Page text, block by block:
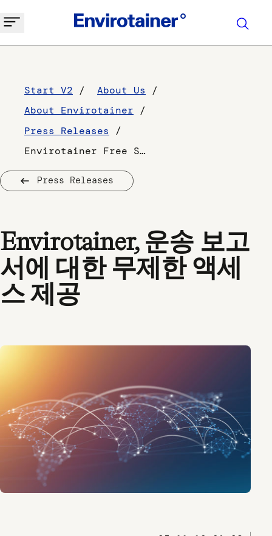
Start V2
About Us
About Envirotainer
Press Releases
Envirotainer Free Shipment Report
Press Releases
Envirotainer, 운송 보고
서에 대한 무제한 액세
스 제공